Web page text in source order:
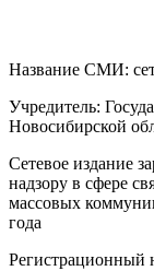
Название СМИ:
Учредитель:
Новосибирской
Сетевое издание
надзору в сфере
массовых
года